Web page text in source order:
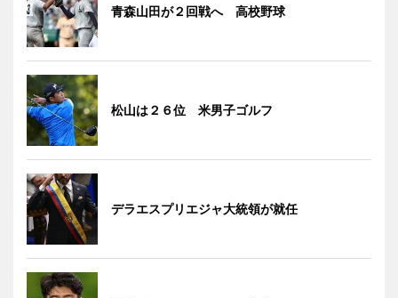
青森山田が２回戦へ 高校野球
松山は２６位 米男子ゴルフ
デラエスプリエジャ大統領が就任